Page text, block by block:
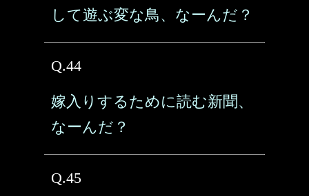
して遊ぶ変な鳥、なーんだ？
Q.44
嫁入りするために読む新聞、
なーんだ？
Q.45